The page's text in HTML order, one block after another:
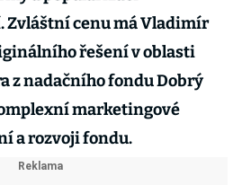
Zvláštní cenu má Vladimír
řešení v oblasti
z nadačního fondu Dobrý
marketingové
a rozvoji fondu.